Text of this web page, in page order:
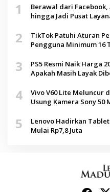
1
Berawal dari
hingga Jadi Pusat
2
TikTok Patuhi Aturan
Pengguna Minimum 16
3
PS5 Resmi Naik Harga
Apakah Masih Layak
4
Vivo V60 Lite Meluncur
Usung Kamera Sony 50
5
Lenovo Hadirkan
Mulai Rp7,8 Juta